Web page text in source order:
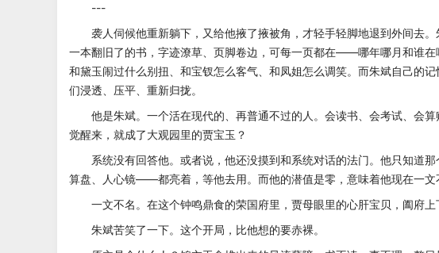
---
袭人伺候他重新躺下，又给他掖了掖被角，才轻手轻脚地退到外间去。
一本翻旧了的书，字迹潦草、页脚卷边，可每一页都在——哪年哪月和谁在
和黛玉闹过什么别扭、和宝钗怎么客气、和凤姐怎么调笑。而朱斌自己的
们浸透、压平、重新归拢。
他是朱斌。一个活在现代的、再普通不过的人。会读书、会考试、会算
觉醒来，就成了大观园里的贾宝玉？
系统没有回答他。或者说，他还没摸到和系统对话的法门。他只知道那
算盘、人心镜——都亮着，等他去用。而他的潜值是零，意味着他现在一文
一文不名。在这个钟鸣鼎食的荣国府里，贾母眼里的心肝宝贝，阖府上
朱斌苦笑了一下。这个开局，比他想的要赤裸。